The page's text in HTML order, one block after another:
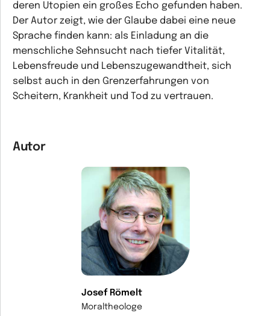
deren Utopien ein großes Echo gefunden haben.
Der Autor zeigt, wie der Glaube dabei eine neue
Sprache finden kann: als Einladung an die
menschliche Sehnsucht nach tiefer Vitalität,
Lebensfreude und Lebenszugewandtheit, sich
selbst auch in den Grenzerfahrungen von
Scheitern, Krankheit und Tod zu vertrauen.
Autor
Josef Römelt
Moraltheologe